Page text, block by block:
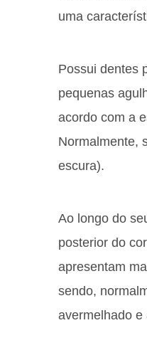
uma
Possui dentes
pequenas
acordo com a
Normalmente,
escura).
Ao longo do
posterior do
apresentam
sendo,
avermelhado e